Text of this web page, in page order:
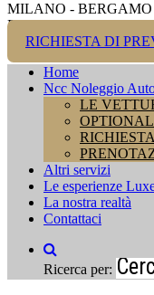
MILANO -
PADOVA - VENEZIA
RICHIESTA DI
Home
Ncc Noleggio
LE
Altri servizi
Le esperienze
La nostra realtà
Contattaci
Ricerca per: